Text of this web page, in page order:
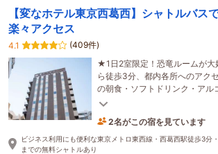
【変なホテル東京西葛西】シャトルバス
楽々アクセス
4.1
(409件)
★1日2室限定！恐竜ルームが
ら徒歩3分、都内各所へのアク
の朝食・ソフトドリンク・アル
ら無料でご利用いただけます。
1時間前に予約されました
ビジネス利用にも便利な東京メトロ東西線・西葛西駅徒歩3分
までの無料シャトルあり